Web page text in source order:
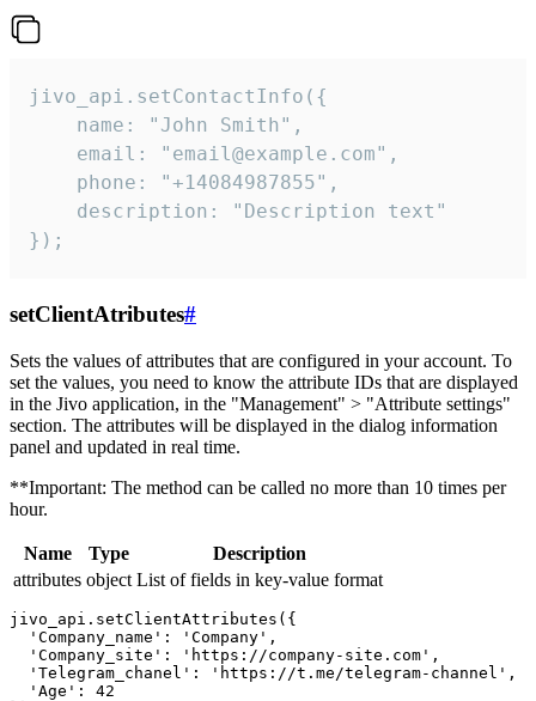
jivo_api.setContactInfo({
    name: "John Smith",
    email: "email@example.com",
    phone: "+14084987855",
    description: "Description text"
});
setClientAtributes#
Sets the values ​​of attributes that are configured in your account. To
set the values, you need to know the attribute IDs that are displayed
in the Jivo application, in the "Management" > "Attribute settings"
section. The attributes will be displayed in the dialog information
panel and updated in real time.
**Important: The method can be called no more than 10 times per
hour.
Name Type
Description
attributes object List of fields in key-value format
jivo_api.setClientAttributes({
  'Company_name': 'Company',
  'Company_site': 'https://company-site.com',
  'Telegram_chanel': 'https://t.me/telegram-channel',
  'Age': 42